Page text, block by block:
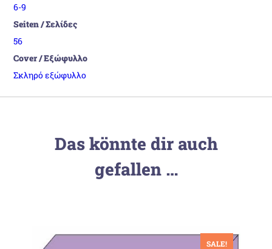
6-9
Seiten / Σελίδες
56
Cover / Εξώφυλλο
Σκληρό εξώφυλλο
Das könnte dir auch
gefallen …
SALE!